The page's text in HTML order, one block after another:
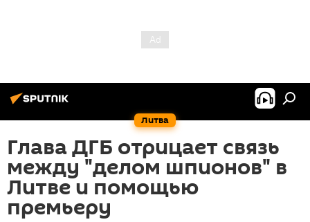
Литва
Глава ДГБ отрицает связь
между "делом шпионов" в
Литве и помощью
премьеру